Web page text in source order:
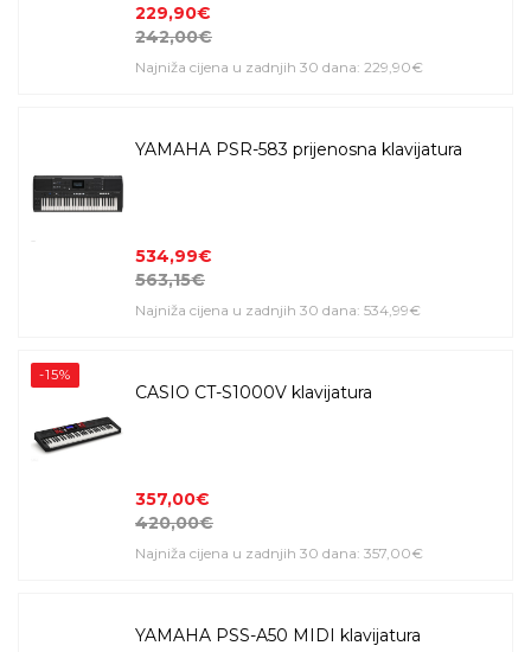
229,90€
242,00€
Najniža cijena u zadnjih 30 dana: 229,90€
YAMAHA PSR-583 prijenosna klavijatura
534,99€
563,15€
Najniža cijena u zadnjih 30 dana: 534,99€
-15%
CASIO CT-S1000V klavijatura
357,00€
420,00€
Najniža cijena u zadnjih 30 dana: 357,00€
YAMAHA PSS-A50 MIDI klavijatura